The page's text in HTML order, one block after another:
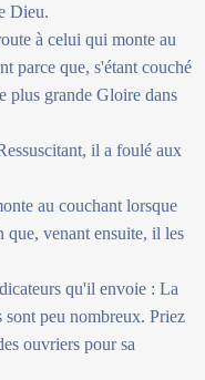
Dieu.
à celui qui monte au
parce que, s'étant couché
plus grande Gloire dans
il a foulé aux
au couchant lorsque
que, venant ensuite, il les
qu'il envoie : La
sont peu nombreux. Priez
ouvriers pour sa